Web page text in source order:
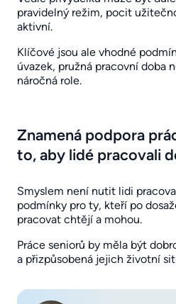
pravidelný režim, pocit
aktivní.
Klíčové jsou ale vhodné
úvazek, pružná pracovní doba
náročná role.
Znamená podpora
to, aby lidé pracovali
Smyslem není nutit lidi
podmínky pro ty, kteří po
pracovat chtějí a mohou.
Práce seniorů by měla být
a přizpůsobená jejich životní